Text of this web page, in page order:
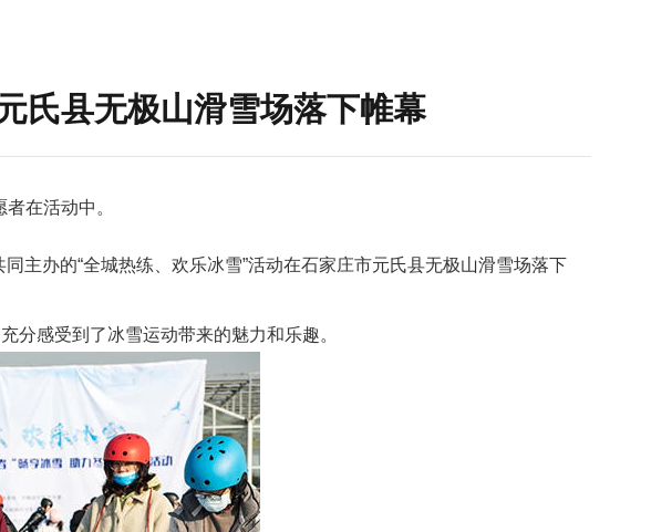
氏县无极山滑雪场落下帷幕
在活动中。
主办的“全城热练、欢乐冰雪”活动在石家庄市元氏县无极山滑雪场落下
分感受到了冰雪运动带来的魅力和乐趣。